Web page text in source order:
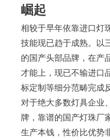
崛起
相较于早年依靠进口灯
技能现已趋于成熟。以
的国产头部品牌，在产
才能上，现已不输进口
标定制等细分范畴完成
对于绝大多数灯具企业
牌，靠谱的国产灯珠厂
生产本钱，性价比优势